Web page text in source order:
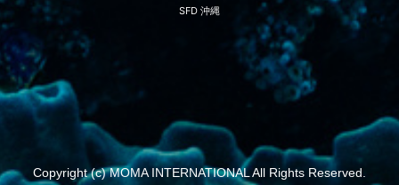
SFD 沖縄
Copyright (c) MOMA INTERNATIONAL All Rights Reserved.